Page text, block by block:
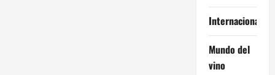
Internacional
Mundo del
vino